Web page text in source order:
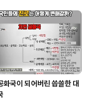
화국이 되어버린 씁쓸한 대